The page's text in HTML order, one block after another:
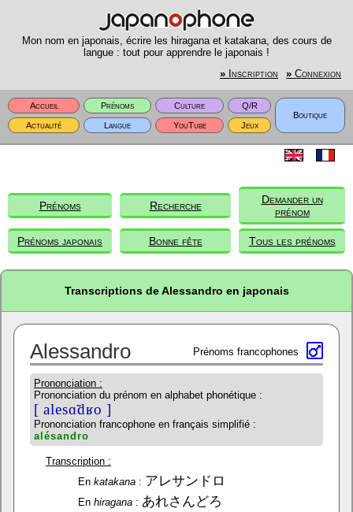
Mon nom en japonais, écrire les hiragana et katakana, des cours de
langue : tout pour apprendre le japonais !
» Inscription » Connexion
Accueil Prénoms Culture
Q/R
Boutique
Actualité
Langue YouTube Jeux
Prénoms Recherche
Demander un
prénom
Prénoms japonais Bonne fête Tous les prénoms
Transcriptions de Alessandro en japonais
Alessandro Prénoms francophones
Prononciation :
Prononciation du prénom en alphabet phonétique :
[ alesɑ̃dʁo ]
Prononciation francophone en français simplifié :
alésandro
Transcription :
En katakana : アレサンドロ
En hiragana : あれさんどろ